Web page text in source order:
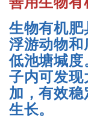
生物有机肥
浮游动物和
低池塘堿度
子内可发现
加，有效
生长。